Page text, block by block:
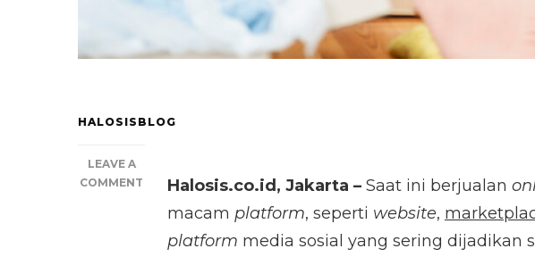
HALOSISBLOG
LEAVE A
COMMENT
STRATEGI
Halosis.co.id, Jakarta – Saat ini berjualan
macam platform, seperti website,
platform media sosial yang sering dijadikan